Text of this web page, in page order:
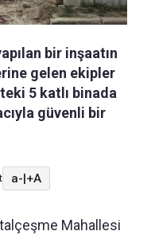
bir inşaatın
gelen ekipler
5 katlı binada
güvenli bir
a-|+A
Mahallesi